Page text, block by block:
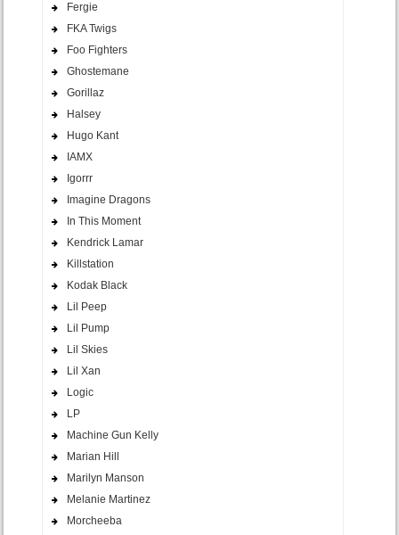
Fergie
FKA Twigs
Foo Fighters
Ghostemane
Gorillaz
Halsey
Hugo Kant
IAMX
Igorrr
Imagine Dragons
In This Moment
Kendrick Lamar
Killstation
Kodak Black
Lil Peep
Lil Pump
Lil Skies
Lil Xan
Logic
LP
Machine Gun Kelly
Marian Hill
Marilyn Manson
Melanie Martinez
Morcheeba